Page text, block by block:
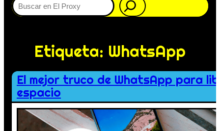
Etiqueta: WhatsApp
El mejor truco de WhatsApp para
espacio